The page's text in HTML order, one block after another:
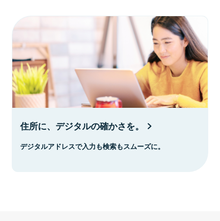
住所に、デジタルの確かさを。
デジタルアドレスで入力も検索もスムーズに。